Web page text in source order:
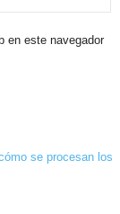
en este navegador
se procesan los